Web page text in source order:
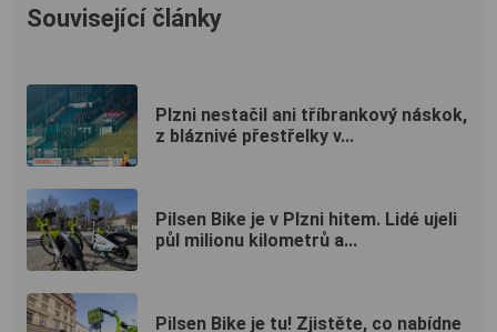
Související články
Plzni nestačil ani tříbrankový náskok,
z bláznivé přestřelky v...
Pilsen Bike je v Plzni hitem. Lidé ujeli
půl milionu kilometrů a...
Pilsen Bike je tu! Zjistěte, co nabídne